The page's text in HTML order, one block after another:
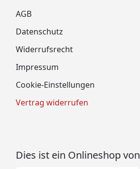
AGB
Datenschutz
Widerrufsrecht
Impressum
Cookie-Einstellungen
Vertrag widerrufen
Dies ist ein Onlineshop von